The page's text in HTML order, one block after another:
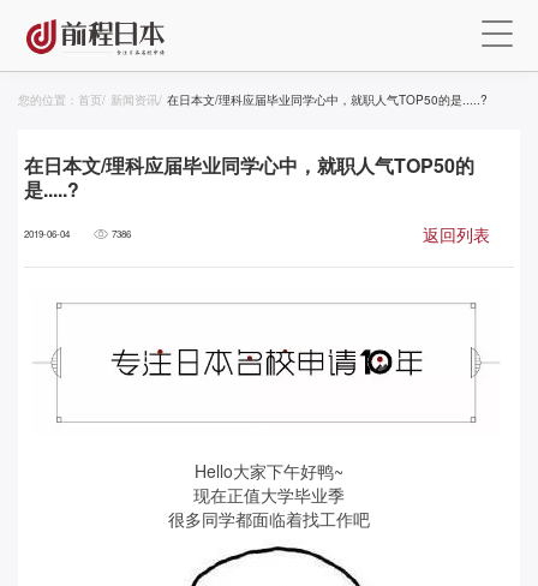
您的位置： 首页/ 新闻资讯/ 在日本文/理科应届毕业同学心中，就职人气TOP50的是.....?
在日本文/理科应届毕业同学心中，就职人气TOP50的
是.....?
2019-06-04 7386 返回列表
Hello大家下午好鸭~
现在正值大学毕业季
很多同学都面临着找工作吧